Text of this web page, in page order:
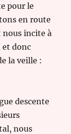
pour le
en route
nous incite à
et donc
la veille :
descente
nous